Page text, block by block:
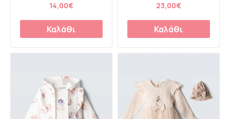
14,00€
Καλάθι
23,00€
Καλάθι